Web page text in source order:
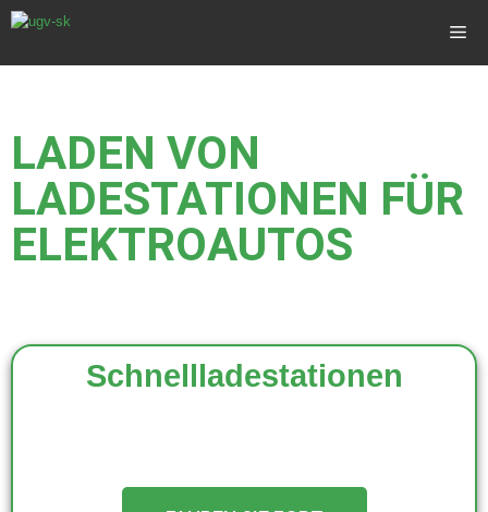
LADEN VON
LADESTATIONEN FÜR
ELEKTROAUTOS
Schnellladestationen